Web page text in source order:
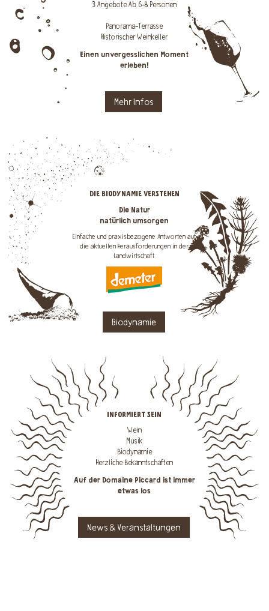
3 Angebote Ab 6-8 Personen
Panorama-Terrasse
Historischer Weinkeller
Einen unvergesslichen Moment
erleben!
Mehr Infos
DIE BIODYNAMIE VERSTEHEN
Die Natur
natürlich umsorgen
Einfache und praxisbezogene Antworten auf
die aktuellen Herausforderungen in der
Landwirtschaft
Biodynamie
INFORMIERT SEIN
Wein
Musik
Biodynamie
Herzliche Bekanntschaften
Auf der Domaine Piccard ist immer
etwas los
News & Veranstaltungen